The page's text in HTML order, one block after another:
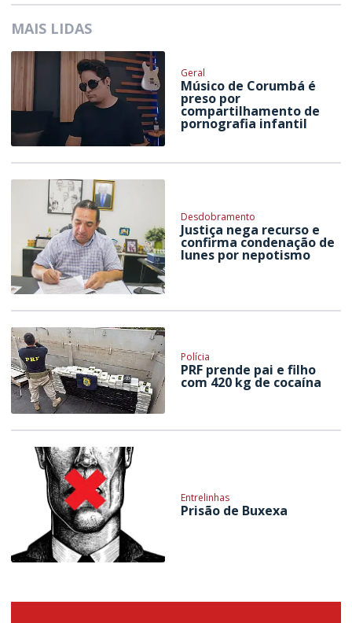
MAIS LIDAS
Geral
Músico de Corumbá é
preso por
compartilhamento de
pornografia infantil
Desdobramento
Justiça nega recurso e
confirma condenação de
Iunes por nepotismo
Polícia
PRF prende pai e filho
com 420 kg de cocaína
Entrelinhas
Prisão de Buxexa